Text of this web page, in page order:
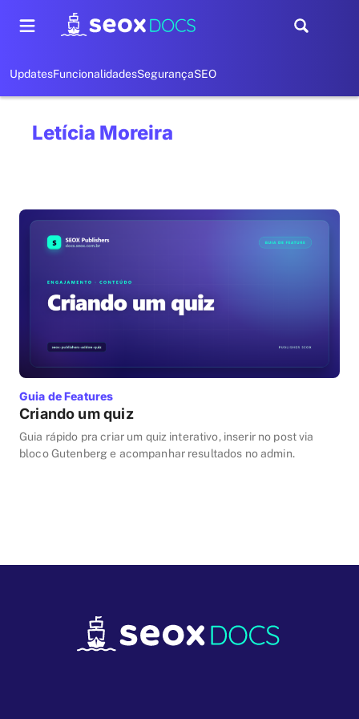
UpdatesFuncionalidadesSegurançaSEO
Letícia Moreira
Guia de Features
Criando um quiz
Guia rápido pra criar um quiz interativo, inserir no post via
bloco Gutenberg e acompanhar resultados no admin.